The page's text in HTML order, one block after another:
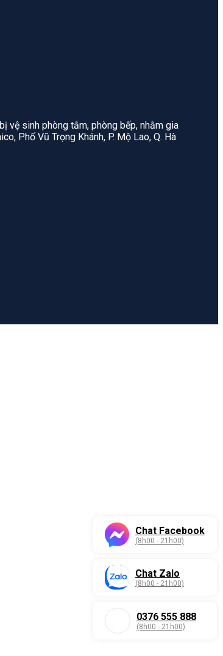
vệ sinh phòng tắm, phòng bếp, nhằm gia
Phố Vũ Trọng Khánh, P. Mộ Lao, Q. Hà
Chat Facebook
(8h00 - 21h00)
Chat Zalo
(8h00 - 21h00)
0376 555 888
(8h00 - 21h00)